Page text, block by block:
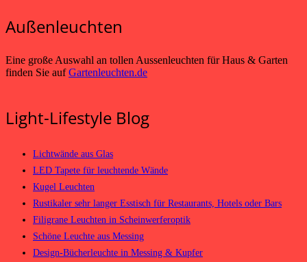
Außenleuchten
Eine große Auswahl an tollen Aussenleuchten für Haus & Garten
finden Sie aufGartenleuchten.de
Light-Lifestyle Blog
Lichtwände aus Glas
LED Tapete für leuchtende Wände
Kugel Leuchten
Rustikaler sehr langer Esstisch für Restaurants, Hotels oder Bars
Filigrane Leuchten in Scheinwerferoptik
Schöne Leuchte aus Messing
Design-Bücherleuchte in Messing & Kupfer